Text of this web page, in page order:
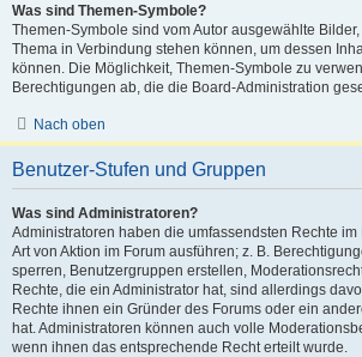
Was sind Themen-Symbole?
Themen-Symbole sind vom Autor ausgewählte
Thema in Verbindung stehen können, um dessen
können. Die Möglichkeit, Themen-Symbole zu
Berechtigungen ab, die die Board-Administration
Nach oben
Benutzer-Stufen und Gruppen
Was sind Administratoren?
Administratoren haben die umfassendsten Rechte
Art von Aktion im Forum ausführen; z. B.
sperren, Benutzergruppen erstellen,
Rechte, die ein Administrator hat, sind allerdings
Rechte ihnen ein Gründer des Forums oder ein
hat. Administratoren können auch volle
wenn ihnen das entsprechende Recht erteilt wurde.